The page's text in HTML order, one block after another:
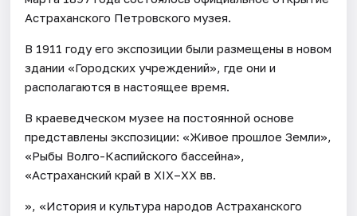
Астраханского Петровского музея.
В 1911 году его экспозиции были размещены в новом
здании «Городских учреждений», где они и
располагаются в настоящее время.
В краеведческом музее на постоянной основе
представлены экспозиции: «Живое прошлое Земли»,
«Рыбы Волго-Каспийского бассейна»,
«Астраханский край в XIX–XX вв.
», «История и культура народов Астраханского